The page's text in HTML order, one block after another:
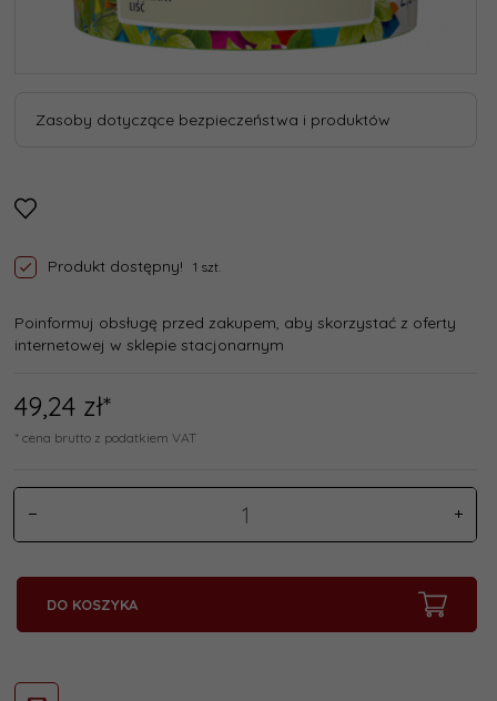
Zasoby dotyczące bezpieczeństwa i produktów
Produkt dostępny! 1 szt.
Poinformuj obsługę przed zakupem, aby skorzystać z oferty
internetowej w sklepie stacjonarnym
49,24 zł*
* cena brutto z podatkiem VAT
DO KOSZYKA